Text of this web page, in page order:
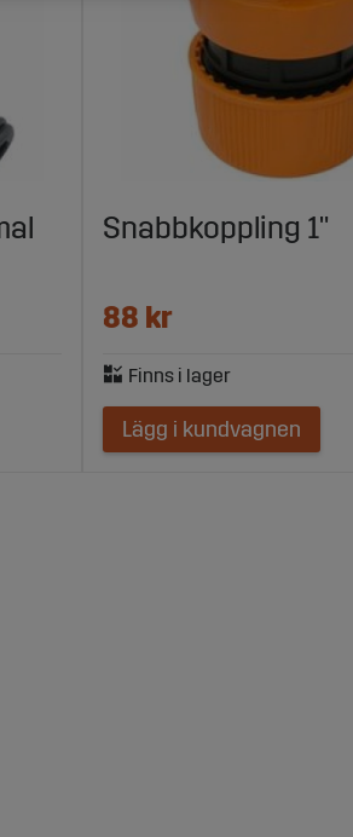
Snabbkoppling 1"
88 kr
Lägg i kundvagnen